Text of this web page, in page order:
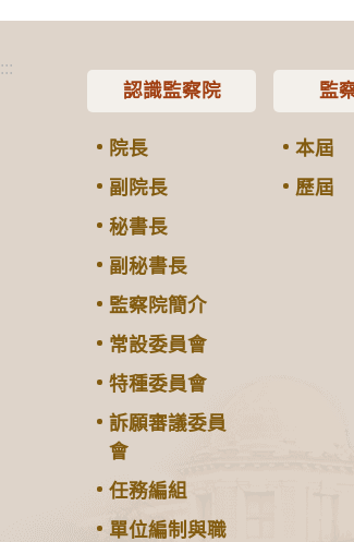
:::
認識監察院
院長
副院長
秘書長
副秘書長
監察院簡介
常設委員會
特種委員會
訴願審議委員
會
任務編組
單位編制與職
監
本屆
歷屆